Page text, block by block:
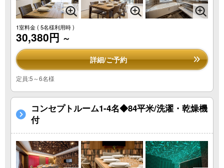
1室料金( 5名様利用時 )
30,380円 ～
詳細/ご予約
定員:5～6名様
コンセプトルーム1-4名◆84平米/洗濯・乾燥機
付